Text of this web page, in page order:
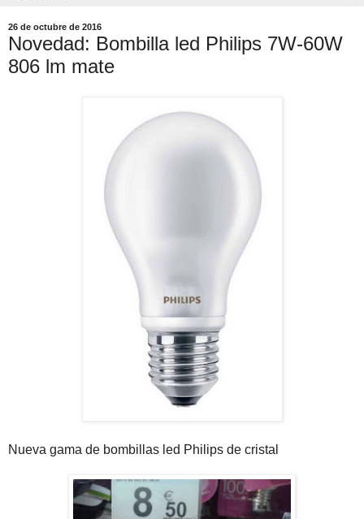
26 de octubre de 2016
Novedad: Bombilla led Philips 7W-60W
806 lm mate
Nueva gama de bombillas led Philips de cristal